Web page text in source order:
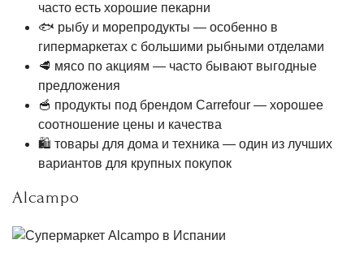
часто есть хорошие пекарни
🐟 рыбу и морепродукты — особенно в
гипермаркетах с большими рыбными отделами
🥩 мясо по акциям — часто бывают выгодные
предложения
🥣 продукты под брендом Carrefour — хорошее
соотношение цены и качества
🛍 товары для дома и техника — один из лучших
вариантов для крупных покупок
Alcampo